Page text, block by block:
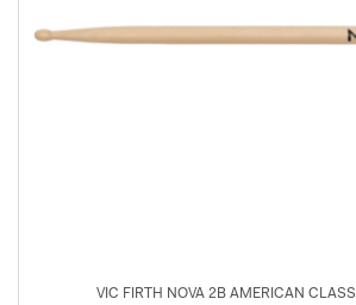
VIC FIRTH NOVA 2B AMERICAN